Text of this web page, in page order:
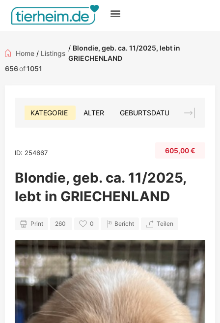
Home / Listings
/ Blondie, geb. ca. 11/2025, lebt in
GRIECHENLAND
656of1051
KATEGORIE ALTER GEBURTSDATUM FARBE
ID: 254667 605,00€
Blondie, geb. ca. 11/2025,
lebt in GRIECHENLAND
Print 260 0 Bericht Teilen